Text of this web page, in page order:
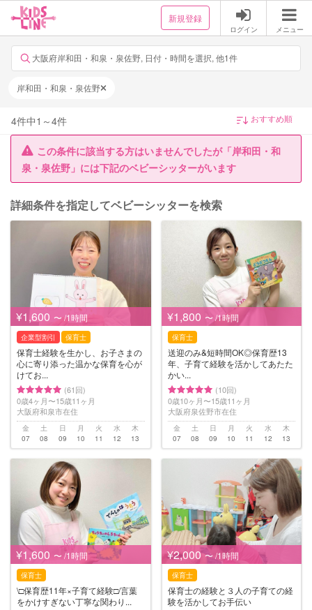
新規登録
ログイン メニュー
大阪府岸和田・和泉・泉佐野, 日付・時間を選択, 他1件
岸和田・和泉・泉佐野
4件中1 ～4件
この条件に該当する方はいませんでしたが「岸和田・和
泉・泉佐野」には下記のベビーシッターがいます
詳細条件を指定してベビーシッターを検索
¥1,600 〜 /1時間
企業型割引 保育士
保育士経験を生かし、お子さまの
心に寄り添った温かな保育を心が
けてお...
(61回)
0歳4ヶ月〜15歳11ヶ月
大阪府和泉市在住
金
07
土
08
日
09
月
10
火
11
水
12
木
13
¥1,800 〜 /1時間
保育士
送迎のみ&短時間OK◎保育歴13
年、子育て経験を活かしてあたた
かい...
(10回)
0歳10ヶ月〜15歳11ヶ月
大阪府泉佐野市在住
金
07
土
08
日
09
月
10
火
11
水
12
木
13
¥1,600 〜 /1時間
保育士
\□︎保育歴11年×子育て経験□︎/言葉
をかけすぎない丁寧な関わり...
¥2,000 〜 /1時間
保育士
保育士の経験と３人の子育ての経
験を活かしてお手伝い